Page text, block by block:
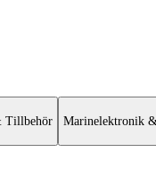
Tillbehör Marinelektronik